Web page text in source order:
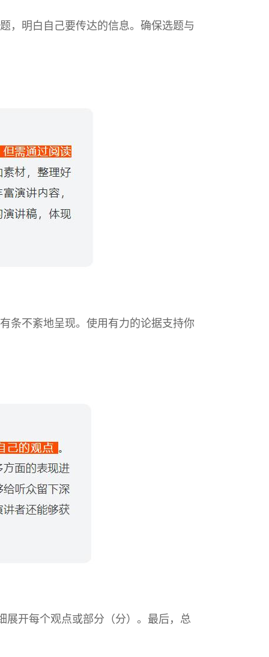
，明白自己要传达的信息。确保选题与
条不紊地呈现。使用有力的论据支持你
展开每个观点或部分（分）。最后，总